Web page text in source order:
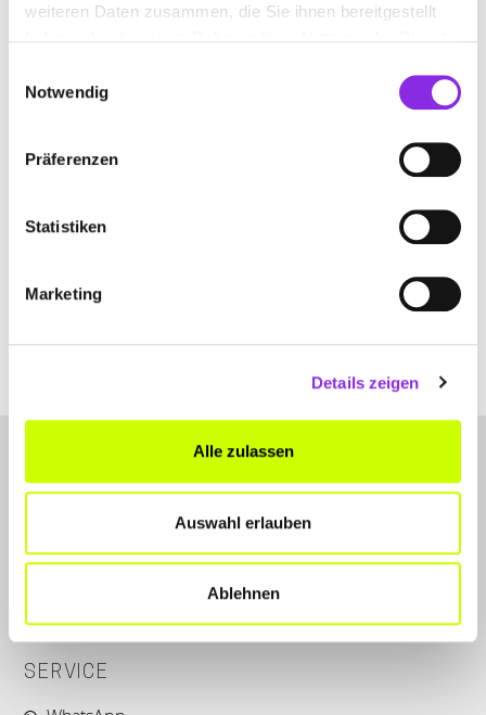
weiteren Daten zusammen, die Sie ihnen bereitgestellt
Notwendig
Präferenzen
Statistiken
Marketing
Details zeigen
Alle zulassen
Auswahl erlauben
Ablehnen
Finden
Moltkestraße 34
+4963245672
landin-radtke-annika-frauenaerztin.weblocator.de
SERVICE